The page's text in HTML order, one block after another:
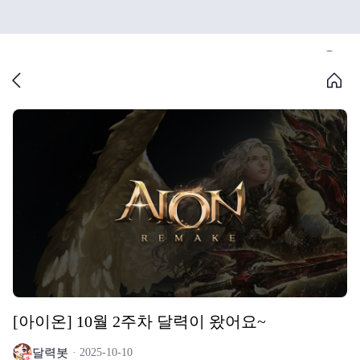
[아이온] 10월 2주차 달력이 왔어요~
달력봇 2025-10-10